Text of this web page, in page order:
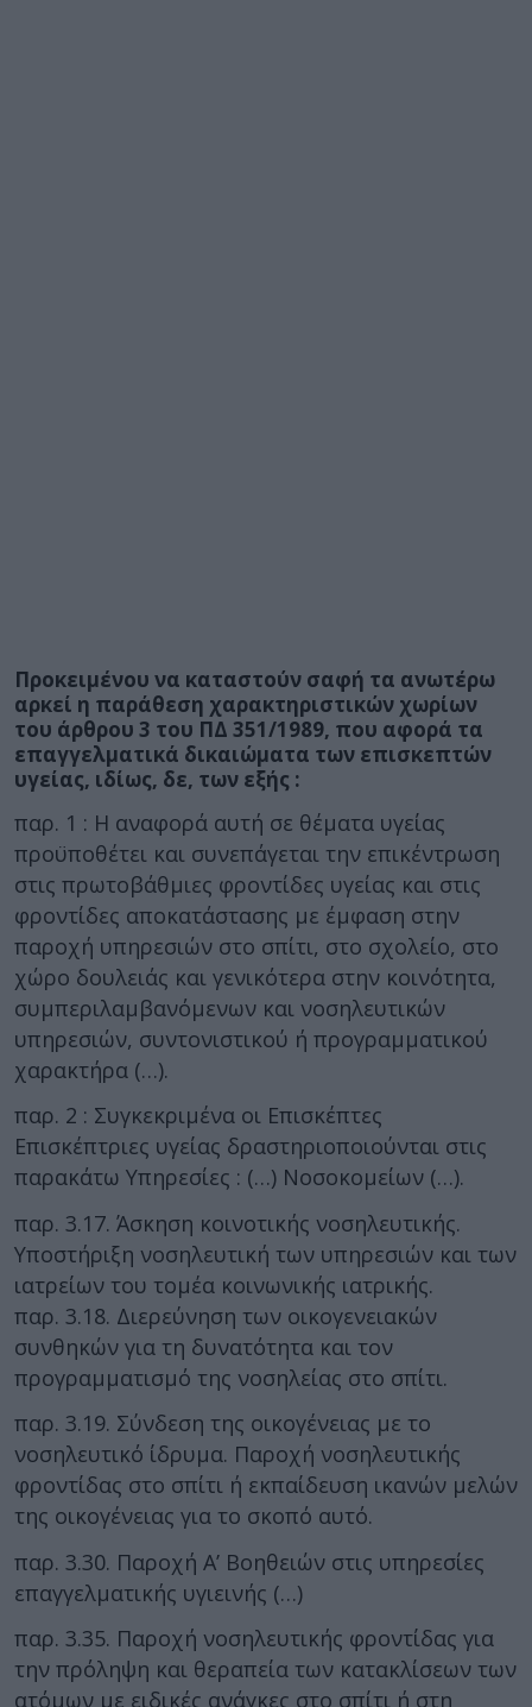
Προκειμένου να καταστούν σαφή τα ανωτέρω
αρκεί η παράθεση χαρακτηριστικών χωρίων
του άρθρου 3 του ΠΔ 351/1989, που αφορά τα
επαγγελματικά δικαιώματα των επισκεπτών
υγείας, ιδίως, δε, των εξής :
παρ. 1 : Η αναφορά αυτή σε θέματα υγείας
προϋποθέτει και συνεπάγεται την επικέντρωση
στις πρωτοβάθμιες φροντίδες υγείας και στις
φροντίδες αποκατάστασης με έμφαση στην
παροχή υπηρεσιών στο σπίτι, στο σχολείο, στο
χώρο δουλειάς και γενικότερα στην κοινότητα,
συμπεριλαμβανόμενων και νοσηλευτικών
υπηρεσιών, συντονιστικού ή προγραμματικού
χαρακτήρα (…).
παρ. 2 : Συγκεκριμένα οι Επισκέπτες
Επισκέπτριες υγείας δραστηριοποιούνται στις
παρακάτω Υπηρεσίες : (…) Νοσοκομείων (…).
παρ. 3.17. Άσκηση κοινοτικής νοσηλευτικής.
Υποστήριξη νοσηλευτική των υπηρεσιών και των
ιατρείων του τομέα κοινωνικής ιατρικής.
παρ. 3.18. Διερεύνηση των οικογενειακών
συνθηκών για τη δυνατότητα και τον
προγραμματισμό της νοσηλείας στο σπίτι.
παρ. 3.19. Σύνδεση της οικογένειας με το
νοσηλευτικό ίδρυμα. Παροχή νοσηλευτικής
φροντίδας στο σπίτι ή εκπαίδευση ικανών μελών
της οικογένειας για το σκοπό αυτό.
παρ. 3.30. Παροχή Α’ Βοηθειών στις υπηρεσίες
επαγγελματικής υγιεινής (…)
παρ. 3.35. Παροχή νοσηλευτικής φροντίδας για
την πρόληψη και θεραπεία των κατακλίσεων των
ατόμων με ειδικές ανάγκες στο σπίτι ή στη